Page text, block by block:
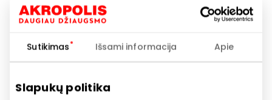
Sutikimas Išsami informacija Apie
Slapukų politika
Birželį švytėk su GIVEN